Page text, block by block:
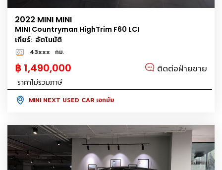
2022 MINI MINI
MINI Countryman HighTrim F60 LCI
เกียร์: อัตโนมัติ
43xxx กม.
฿ 1,490,000 ติดต่อฝ่ายขาย
ราคาไม่รวมภาษี
MINI NEXT USED CAR เอกมัย